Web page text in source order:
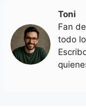
Toni
Fan
todo